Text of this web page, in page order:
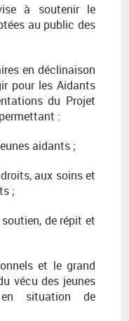
à soutenir le
au public des
en déclinaison
pour les Aidants
du Projet
:
aidants ;
aux soins et
;
de répit et
et le grand
vécu des jeunes
situation de